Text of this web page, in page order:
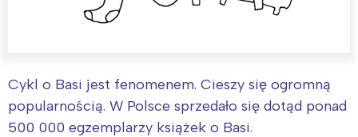
Cykl o Basi jest fenomenem. Cieszy się ogromną
popularnością. W Polsce sprzedało się dotąd ponad
500 000 egzemplarzy książek o Basi.